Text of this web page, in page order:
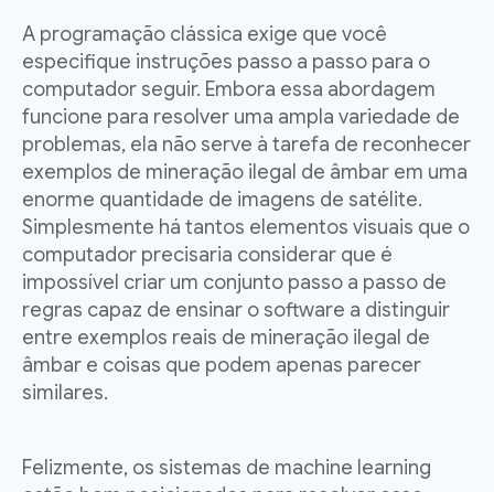
A programação clássica exige que você
especifique instruções passo a passo para o
computador seguir. Embora essa abordagem
funcione para resolver uma ampla variedade de
problemas, ela não serve à tarefa de reconhecer
exemplos de mineração ilegal de âmbar em uma
enorme quantidade de imagens de satélite.
Simplesmente há tantos elementos visuais que o
computador precisaria considerar que é
impossível criar um conjunto passo a passo de
regras capaz de ensinar o software a distinguir
entre exemplos reais de mineração ilegal de
âmbar e coisas que podem apenas parecer
similares.
Felizmente, os sistemas de machine learning